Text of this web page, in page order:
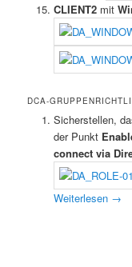
CLIENT2mit
DCA-
Sicherstellen,
der Punkt
connect via
Weiterlesen →